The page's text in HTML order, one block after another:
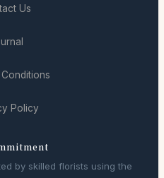
Us
Conditions
Policy
by skilled florists using the